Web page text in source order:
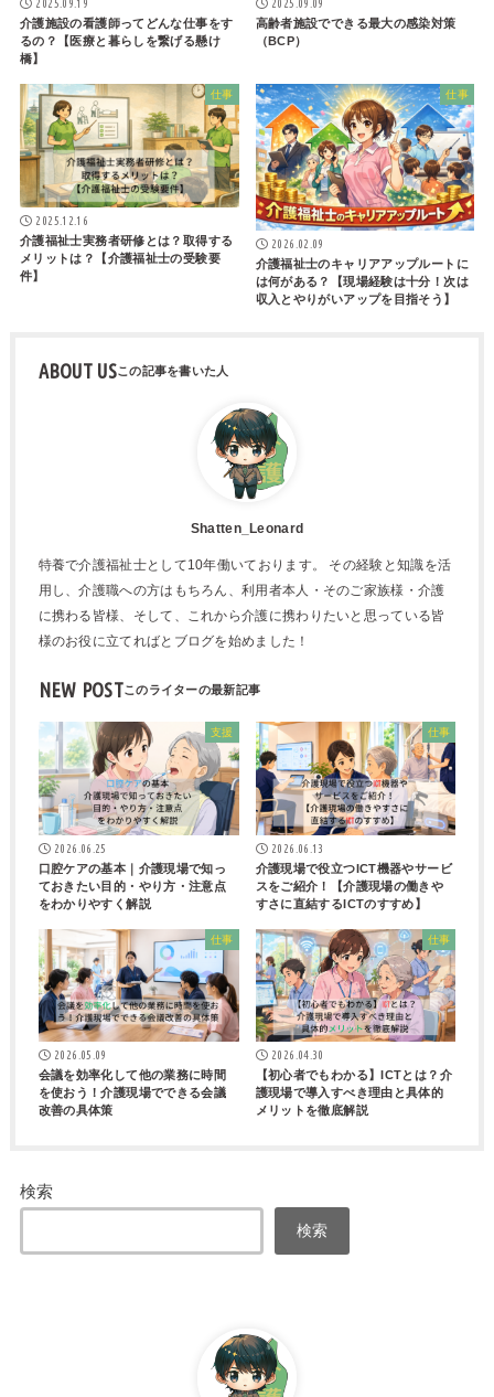
2025.09.19
介護施設の看護師ってどんな仕事をす
るの？【医療と暮らしを繋げる懸け
橋】
2025.09.09
高齢者施設でできる最大の感染対策
（BCP）
仕事
2025.12.16
介護福祉士実務者研修とは？取得する
メリットは？【介護福祉士の受験要
件】
仕事
2026.02.09
介護福祉士のキャリアアップルートに
は何がある？【現場経験は十分！次は
収入とやりがいアップを目指そう】
ABOUT US
Shatten_Leonard
特養で介護福祉士として10年働いております。 その経験と知識を活
用し、介護職への方はもちろん、利用者本人・そのご家族様・介護
に携わる皆様、そして、これから介護に携わりたいと思っている皆
様のお役に立てればとブログを始めました！
NEW POST
支援
2026.06.25
口腔ケアの基本｜介護現場で知っ
ておきたい目的・やり方・注意点
をわかりやすく解説
仕事
2026.06.13
介護現場で役立つICT機器やサービ
スをご紹介！【介護現場の働きや
すさに直結するICTのすすめ】
仕事
2026.05.09
会議を効率化して他の業務に時間
を使おう！介護現場でできる会議
改善の具体策
仕事
2026.04.30
【初心者でもわかる】ICTとは？介
護現場で導入すべき理由と具体的
メリットを徹底解説
検索
検索